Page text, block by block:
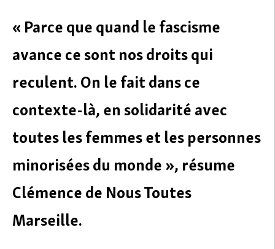
« Parce que quand le fascisme
avance ce sont nos droits qui
reculent. On le fait dans ce
contexte-là, en solidarité avec
toutes les femmes et les personnes
minorisées du monde », résume
Clémence de Nous Toutes
Marseille.